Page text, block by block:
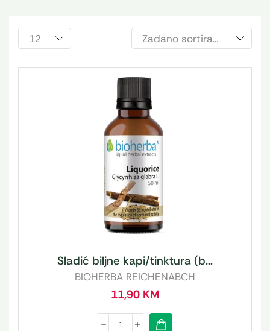
Sladić biljne kapi/tinktura (b...
BIOHERBA REICHENABCH
11,90 KM